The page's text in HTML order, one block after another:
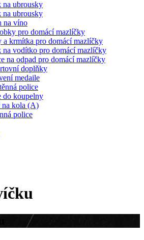
na ubrousky
na ubrousky
na víno
pro domácí mazlíčky
a krmítka pro domácí mazlíčky
na vodítko pro domácí mazlíčky
na odpad pro domácí mazlíčky
doplňky
medaile
police
do koupelny
na kola (A)
police